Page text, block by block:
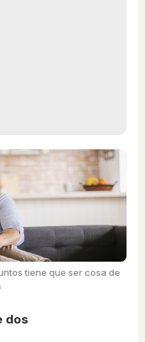
tiene que ser cosa de
dos